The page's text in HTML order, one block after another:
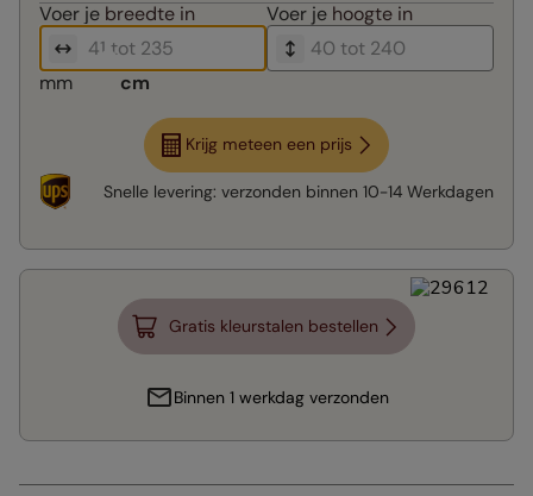
Voer je breedte in Voer je hoogte in
mm cm
Krijg meteen een prijs
Snelle levering: verzonden binnen 10-14 Werkdagen
Gratis kleurstalen bestellen
Binnen 1 werkdag verzonden